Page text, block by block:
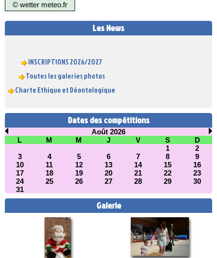
© wetter meteo.fr
Les News
INSCRIPTIONS 2026/2027
Toutes les galeries photos
Charte Ethique et Déontologique
Dates des compétitions
Août 2026
L
M M J V S
D
1
2
3
4 5 6 7 8
9
10
11 12 13 14 15
16
17
18 19 20 21 22
23
24
25 26 27 28 29
30
31
Galerie